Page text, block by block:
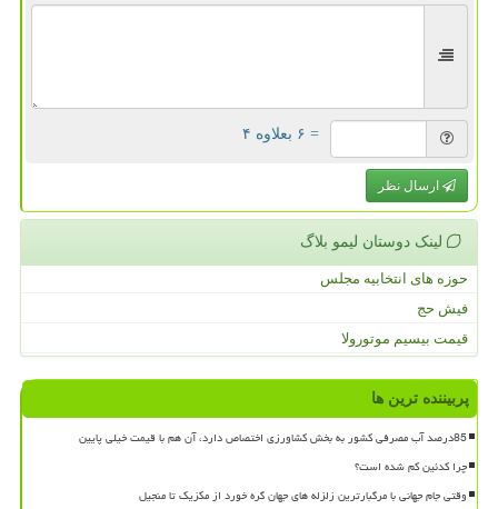
= ۶ بعلاوه ۴
ارسال نظر
لینک دوستان لیمو بلاگ
حوزه های انتخابیه مجلس
فیش حج
قیمت بیسیم موتورولا
پربیننده ترین ها
85درصد آب مصرفی کشور به بخش کشاورزی اختصاص دارد، آن هم با قیمت خیلی پایین
چرا کدئین کم شده است؟
وقتی جام جهانی با مرگبارترین زلزله های جهان گره خورد از مکزیک تا منجیل